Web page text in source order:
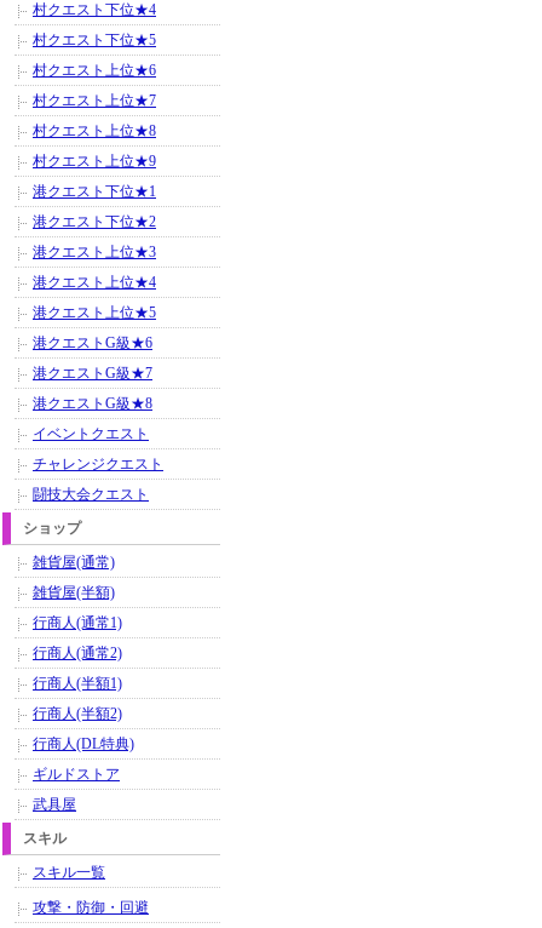
村クエスト下位★4
村クエスト下位★5
村クエスト上位★6
村クエスト上位★7
村クエスト上位★8
村クエスト上位★9
港クエスト下位★1
港クエスト下位★2
港クエスト上位★3
港クエスト上位★4
港クエスト上位★5
港クエストG級★6
港クエストG級★7
港クエストG級★8
イベントクエスト
チャレンジクエスト
闘技大会クエスト
ショップ
雑貨屋(通常)
雑貨屋(半額)
行商人(通常1)
行商人(通常2)
行商人(半額1)
行商人(半額2)
行商人(DL特典)
ギルドストア
武具屋
スキル
スキル一覧
攻撃・防御・回避